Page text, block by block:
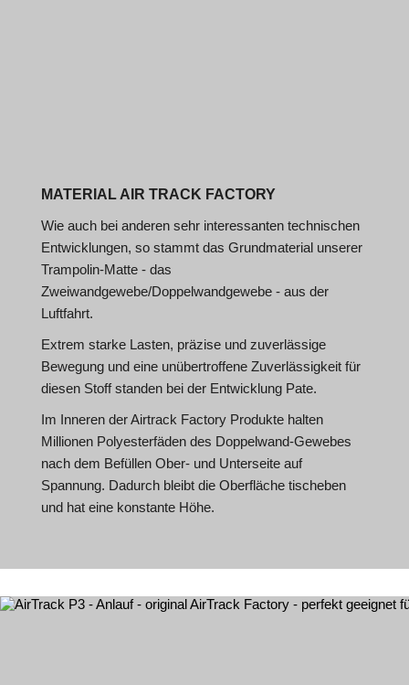
MATERIAL AIR TRACK FACTORY
Wie auch bei anderen sehr interessanten technischen
Entwicklungen, so stammt das Grundmaterial unserer
Trampolin-Matte - das
Zweiwandgewebe/Doppelwandgewebe - aus der
Luftfahrt.
Extrem starke Lasten, präzise und zuverlässige
Bewegung und eine unübertroffene Zuverlässigkeit für
diesen Stoff standen bei der Entwicklung Pate.
Im Inneren der Airtrack Factory Produkte halten
Millionen Polyesterfäden des Doppelwand-Gewebes
nach dem Befüllen Ober- und Unterseite auf
Spannung. Dadurch bleibt die Oberfläche tischeben
und hat eine konstante Höhe.